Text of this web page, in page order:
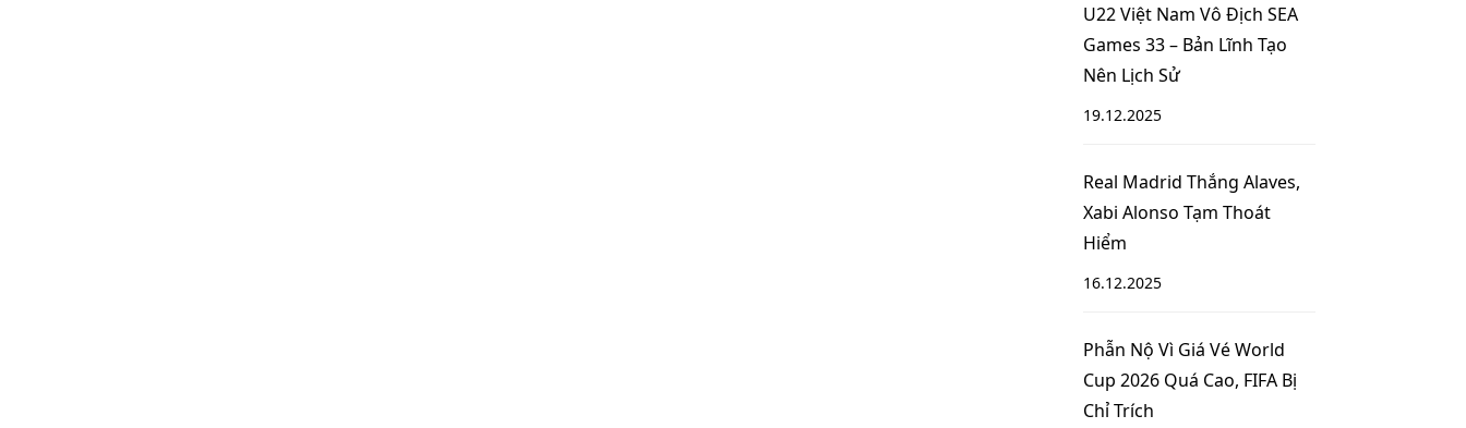
U22 Việt Nam Vô Địch SEA
Games 33 – Bản Lĩnh Tạo
Nên Lịch Sử
19.12.2025
Real Madrid Thắng Alaves,
Xabi Alonso Tạm Thoát
Hiểm
16.12.2025
Phẫn Nộ Vì Giá Vé World
Cup 2026 Quá Cao, FIFA Bị
Chỉ Trích